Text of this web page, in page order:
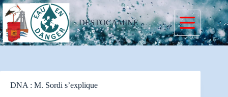
Passer
au
contenu
DESTOCAMINE
DNA : M. Sordi s’explique